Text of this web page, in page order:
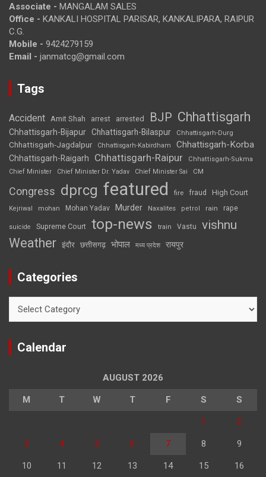
Associate - MANGALAM SALES
Office - KANKALI HOSPITAL PARISAR, KANKALIPARA, RAIPUR
C.G.
Mobile - 9424279159
Email - janmatcg@gmail.com
Tags
Accident Amit Shah arrest arrested BJP Chhattisgarh
Chhattisgarh-Bijapur Chhattisgarh-Bilaspur Chhattisgarh-Durg
Chhattisgarh-Jagdalpur Chhattisgarh-Kabirdham Chhattisgarh-Korba
Chhattisgarh-Raigarh Chhattisgarh-Raipur
Chhattisgarh-Sukma
Chief Minister
Chief Minister Dr. Yadav Chief Minister Sai CM
Congress dprcg featured fire fraud High Court
Kejriwal mohan Mohan Yadav Murder Naxalites petrol rain rape
suicide Supreme Court top-news train Vastu vishnu
Weather इंदौर छत्तीसगढ़ भोपाल मध्य प्रदेश रायपुर
Categories
Calendar
AUGUST 2026
M T W T F S S
1 2
3 4 5 6 7 8 9
10 11 12 13 14 15 16